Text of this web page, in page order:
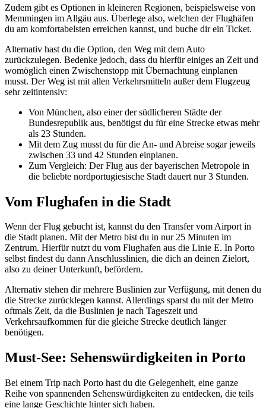
Zudem gibt es Optionen in kleineren Regionen, beispielsweise von
Memmingen im Allgäu aus. Überlege also, welchen der Flughäfen
du am komfortabelsten erreichen kannst, und buche dir ein Ticket.
Alternativ hast du die Option, den Weg mit dem Auto
zurückzulegen. Bedenke jedoch, dass du hierfür einiges an Zeit und
womöglich einen Zwischenstopp mit Übernachtung einplanen
musst. Der Weg ist mit allen Verkehrsmitteln außer dem Flugzeug
sehr zeitintensiv:
Von München, also einer der südlicheren Städte der
Bundesrepublik aus, benötigst du für eine Strecke etwas mehr
als 23 Stunden.
Mit dem Zug musst du für die An- und Abreise sogar jeweils
zwischen 33 und 42 Stunden einplanen.
Zum Vergleich: Der Flug aus der bayerischen Metropole in
die beliebte nordportugiesische Stadt dauert nur 3 Stunden.
Vom Flughafen in die Stadt
Wenn der Flug gebucht ist, kannst du den Transfer vom Airport in
die Stadt planen. Mit der Metro bist du in nur 25 Minuten im
Zentrum. Hierfür nutzt du vom Flughafen aus die Linie E. In Porto
selbst findest du dann Anschlusslinien, die dich an deinen Zielort,
also zu deiner Unterkunft, befördern.
Alternativ stehen dir mehrere Buslinien zur Verfügung, mit denen du
die Strecke zurücklegen kannst. Allerdings sparst du mit der Metro
oftmals Zeit, da die Buslinien je nach Tageszeit und
Verkehrsaufkommen für die gleiche Strecke deutlich länger
benötigen.
Must-See: Sehenswürdigkeiten in Porto
Bei einem Trip nach Porto hast du die Gelegenheit, eine ganze
Reihe von spannenden Sehenswürdigkeiten zu entdecken, die teils
eine lange Geschichte hinter sich haben.